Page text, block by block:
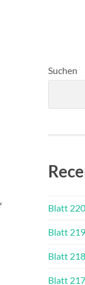
Suchen
Blatt
Blatt
Blatt
Blatt